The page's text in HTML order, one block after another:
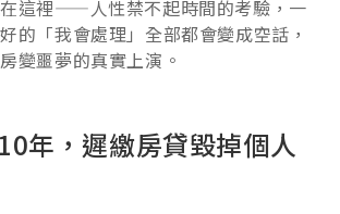
這裡——人性禁不起時間的考驗，一
的「我會處理」全部都會變成空話，
變噩夢的真實上演。
年，遲繳房貸毀掉個人